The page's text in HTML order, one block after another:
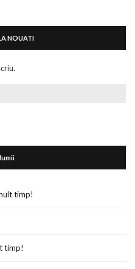
NOUATI
timp!
timp!